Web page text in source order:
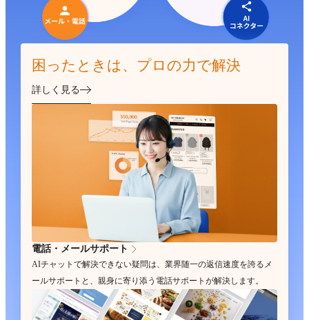
困ったときは、プロの力で解決
詳しく見る
電話・メールサポート
AIチャットで解決できない疑問は、業界随一の返信速度を誇るメ
ールサポートと、親身に寄り添う電話サポートが解決します。